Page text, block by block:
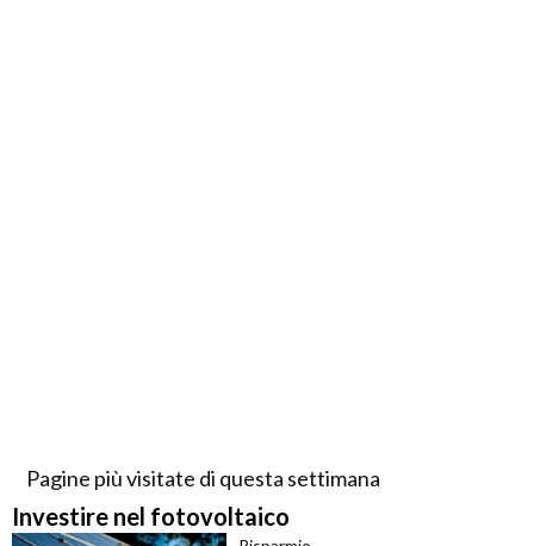
Pagine più visitate di questa settimana
Investire nel fotovoltaico